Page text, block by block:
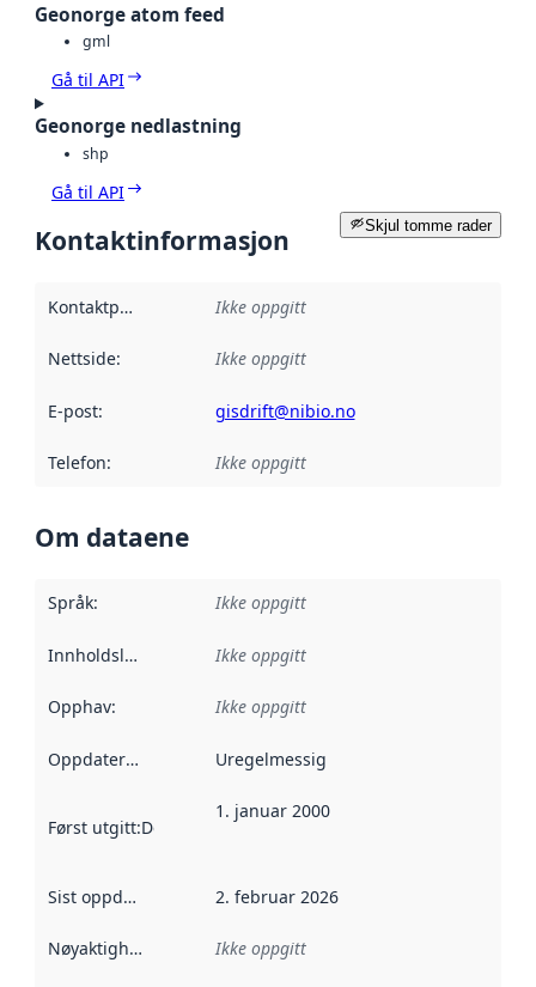
Geonorge atom feed
gml
Gå til API
Geonorge nedlastning
shp
Gå til API
Skjul tomme rader
Kontaktinformasjon
Kontaktpunkt Ikke oppgitt
Nettside: Ikke oppgitt
E-post: gisdrift@nibio.no
Telefon: Ikke oppgitt
Om dataene
Språk: Ikke oppgitt
Innholdsleverandører :
Ikke oppgitt
Opphav: Ikke oppgitt
Oppdateringsfrekvens :
Uregelmessig
Først utgitt:Denne datoen sier når dataene i dette
1. januar 2000
Sist oppdatert 2. februar 2026
Nøyaktighet Ikke oppgitt